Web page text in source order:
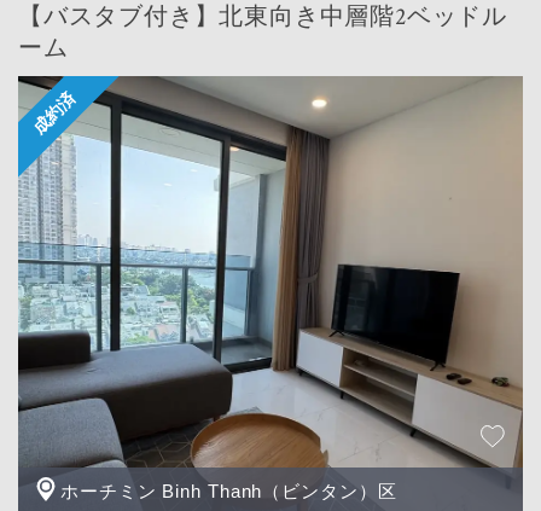
【バスタブ付き】北東向き中層階2ベッドル
ーム
ホーチミン Binh Thanh（ビンタン）区